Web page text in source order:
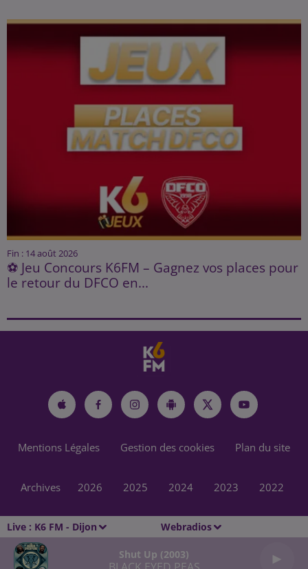
Live : K6 FM - Dijon Webradios
Shut Up (2003)
Fin : 14 août 2026
⚽ Jeu Concours K6FM – Gagnez vos places pour
le retour du DFCO en...
Mentions Légales Gestion des cookies Plan du site
Archives 2026 2025 2024 2023 2022